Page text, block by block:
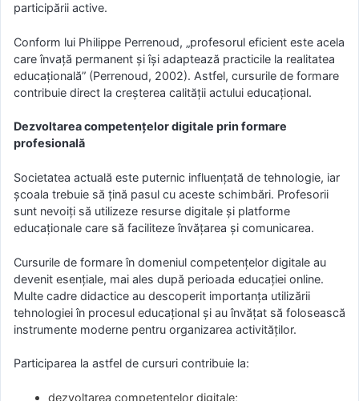
participării active.
Conform lui Philippe Perrenoud, „profesorul eficient este acela
care învață permanent și își adaptează practicile la realitatea
educațională” (Perrenoud, 2002). Astfel, cursurile de formare
contribuie direct la creșterea calității actului educațional.
Dezvoltarea competențelor digitale prin formare
profesională
Societatea actuală este puternic influențată de tehnologie, iar
școala trebuie să țină pasul cu aceste schimbări. Profesorii
sunt nevoiți să utilizeze resurse digitale și platforme
educaționale care să faciliteze învățarea și comunicarea.
Cursurile de formare în domeniul competențelor digitale au
devenit esențiale, mai ales după perioada educației online.
Multe cadre didactice au descoperit importanța utilizării
tehnologiei în procesul educațional și au învățat să folosească
instrumente moderne pentru organizarea activităților.
Participarea la astfel de cursuri contribuie la:
dezvoltarea competențelor digitale;